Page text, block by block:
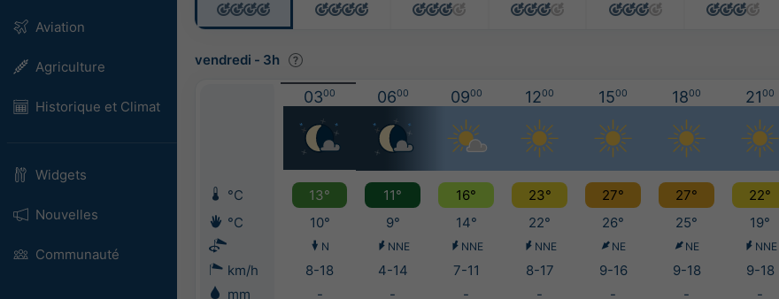
Aviation
Agriculture
Historique et Climat
Widgets
Nouvelles
Communauté
vendredi - 3h
0300 0600 0900 1200 1500 1800 2100
°C 13° 11° 16° 23° 27° 27° 22°
°C
10° 9° 14° 22° 26° 25° 19°
N NNE NNE NNE NE NE NNE
km/h 8-18 4-14 7-11 8-17 9-16 9-18 9-18
mm
- - - - - - -